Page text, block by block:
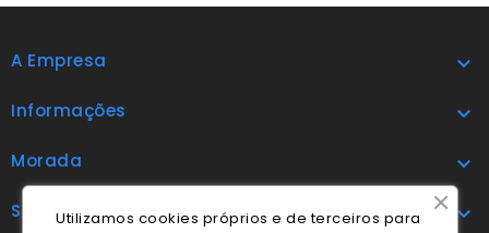
A Empresa 
Informações 
Morada 
Subscrever 
Utilizamos cookies próprios e de terceiros para